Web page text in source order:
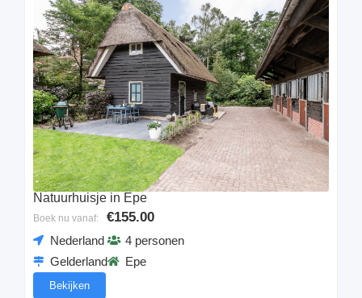
Natuurhuisje in Epe
Boek nu vanaf: €155.00
Nederland
Gelderland
4 personen
Epe
Bekijken